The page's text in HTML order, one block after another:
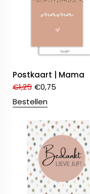
Postkaart | Mama
€1,25 €0,75
Bestellen